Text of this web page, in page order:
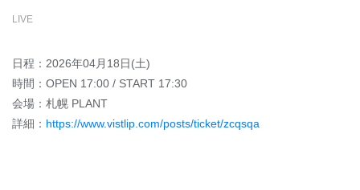
LIVE
日程：2026年04月18日(土)
時間：OPEN 17:00 / START 17:30
会場：札幌 PLANT
詳細： https://www.vistlip.com/posts/ticket/zcqsqa